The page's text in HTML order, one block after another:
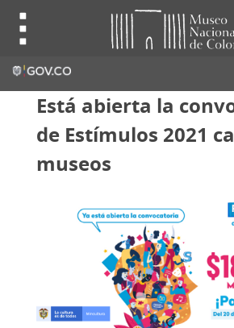
Está abierta la
de Estímulos 2021
museos